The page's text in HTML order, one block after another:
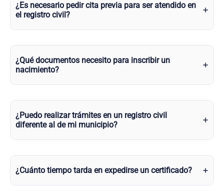
¿Es necesario pedir cita previa para ser atendido en
el registro civil?
¿Qué documentos necesito para inscribir un
nacimiento?
¿Puedo realizar trámites en un registro civil
diferente al de mi municipio?
¿Cuánto tiempo tarda en expedirse un certificado?